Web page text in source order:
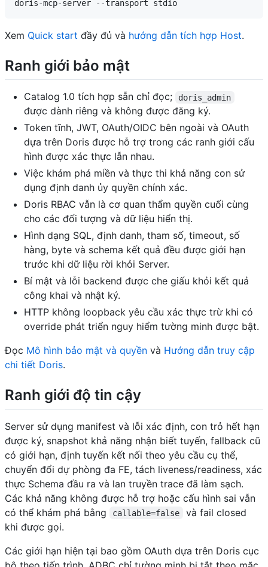
Xem Quick start đầy đủ và hướng dẫn tích hợp Host.
Ranh giới bảo mật
Catalog 1.0 tích hợp sẵn chỉ đọc; doris_admin
được dành riêng và không được đăng ký.
Token tĩnh, JWT, OAuth/OIDC bên ngoài và OAuth
dựa trên Doris được hỗ trợ trong các ranh giới cấu
hình được xác thực lẫn nhau.
Việc khám phá miền và thực thi khả năng con sử
dụng định danh ủy quyền chính xác.
Doris RBAC vẫn là cơ quan thẩm quyền cuối cùng
cho các đối tượng và dữ liệu hiển thị.
Hình dạng SQL, định danh, tham số, timeout, số
hàng, byte và schema kết quả đều được giới hạn
trước khi dữ liệu rời khỏi Server.
Bí mật và lỗi backend được che giấu khỏi kết quả
công khai và nhật ký.
HTTP không loopback yêu cầu xác thực trừ khi có
override phát triển nguy hiểm tường minh được bật.
Đọc Mô hình bảo mật và quyền và Hướng dẫn truy cập
chi tiết Doris.
Ranh giới độ tin cậy
Server sử dụng manifest và lỗi xác định, con trỏ hết hạn
được ký, snapshot khả năng nhận biết tuyến, fallback cũ
có giới hạn, định tuyến kết nối theo yêu cầu cụ thể,
chuyển đổi dự phòng đa FE, tách liveness/readiness, xác
thực Schema đầu ra và lan truyền trace đã làm sạch.
Các khả năng không được hỗ trợ hoặc cấu hình sai vẫn
có thể khám phá bằng
callable=false
và fail closed
khi được gọi.
Các giới hạn hiện tại bao gồm OAuth dựa trên Doris cục